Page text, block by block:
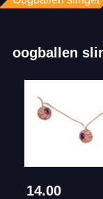
oogballen
14.00